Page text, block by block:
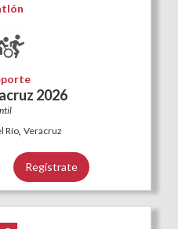
2026
Río, Veracruz
Regístrate